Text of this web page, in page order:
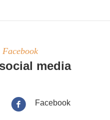
media
Facebook